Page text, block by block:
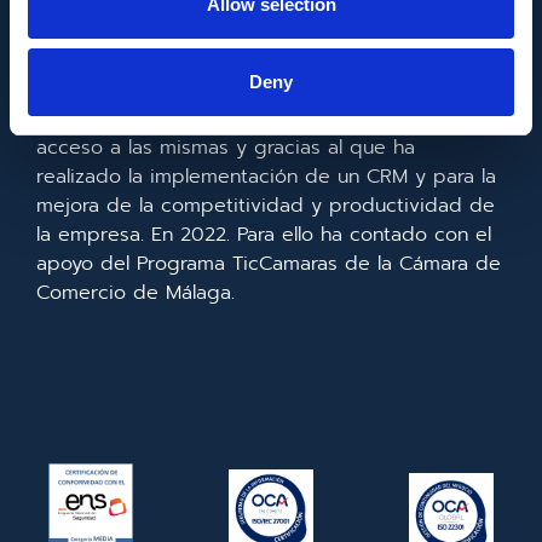
Allow selection
Deny
Metadata SL ha sido beneficiaria del Fondo
mejorar el uso y la calidad de las tecnologías de
la información y de las comunicaciones y el
acceso a las mismas y gracias al que ha
realizado la implementación de un CRM y para la
mejora de la competitividad y productividad de
la empresa. En 2022. Para ello ha contado con el
apoyo del Programa TicCamaras de la Cámara de
Comercio de Málaga.